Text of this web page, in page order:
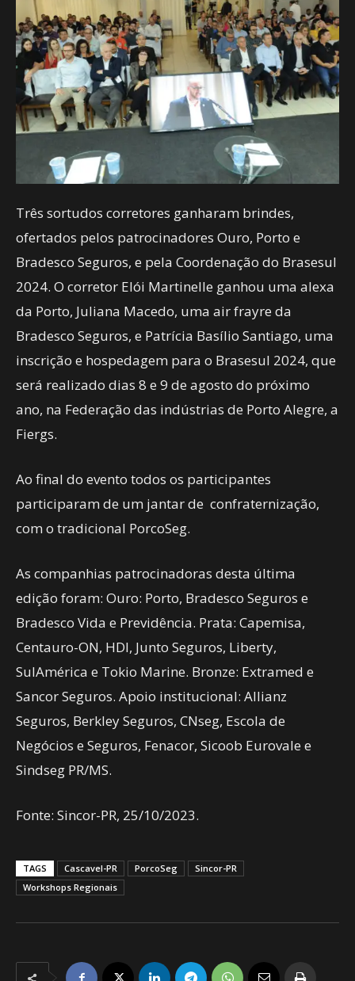
Três sortudos corretores ganharam brindes,
ofertados pelos patrocinadores Ouro, Porto e
Bradesco Seguros, e pela Coordenação do Brasesul
2024. O corretor Elói Martinelle ganhou uma alexa
da Porto, Juliana Macedo, uma air frayre da
Bradesco Seguros, e Patrícia Basílio Santiago, uma
inscrição e hospedagem para o Brasesul 2024, que
será realizado dias 8 e 9 de agosto do próximo
ano, na Federação das indústrias de Porto Alegre, a
Fiergs.
Ao final do evento todos os participantes
participaram de um jantar de confraternização,
com o tradicional PorcoSeg.
As companhias patrocinadoras desta última
edição foram: Ouro: Porto, Bradesco Seguros e
Bradesco Vida e Previdência. Prata: Capemisa,
Centauro-ON, HDI, Junto Seguros, Liberty,
SulAmérica e Tokio Marine. Bronze: Extramed e
Sancor Seguros. Apoio institucional: Allianz
Seguros, Berkley Seguros, CNseg, Escola de
Negócios e Seguros, Fenacor, Sicoob Eurovale e
Sindseg PR/MS.
Fonte: Sincor-PR, 25/10/2023.
TAGS Cascavel-PR PorcoSeg
Sincor-PR
Workshops Regionais